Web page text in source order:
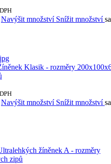
Navýšit množství Snížit množství
Klasik - rozměry
Navýšit množství Snížit množství
žíněnek A - rozměry
zipů